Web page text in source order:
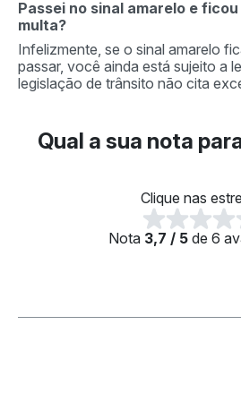
Passei no sinal amarelo e
multa?
Infelizmente, se o sinal amarelo
passar, você ainda está sujeito a
legislação de trânsito não cita
Qual a sua nota
Clique nas
Nota 3,7 / 5de 6